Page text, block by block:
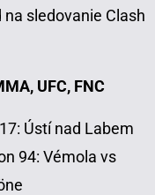
na sledovanie Clash
UFC, FNC
Ústí nad Labem
94: Vémola vs